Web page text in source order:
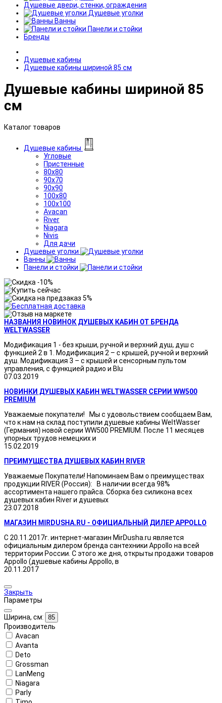
Душевые двери, стенки, ограждения
Душевые уголки
Ванны
Панели и стойки
Бренды
Душевые кабины
Душевые кабины шириной 85 см
Душевые кабины шириной 85
см
Каталог товаров
Душевые кабины
Угловые
Пристенные
80x80
90x70
90x90
100x80
100x100
Avacan
River
Niagara
Nivis
Для дачи
Душевые уголки
Ванны
Панели и стойки
НАЗВАНИЯ НОВИНОК ДУШЕВЫХ КАБИН ОТ БРЕНДА
WELTWASSER
Модификация 1 - без крыши, ручной и верхний душ, душ с
функцией 2 в 1. Модификация 2 – с крышей, ручной и верхний
душ. Модификация 3 – с крышей и сенсорным пультом
управления, с функцией радио и Blu
07.03.2019
НОВИНКИ ДУШЕВЫХ КАБИН WELTWASSER СЕРИИ WW500
PREMIUM
Уважаемые покупатели! Мы с удовольствием сообщаем Вам,
что к нам на склад поступили душевые кабины WeltWasser
(Германия) новой серии WW500 PREMIUM. После 11 месяцев
упорных трудов немецких и
15.02.2019
ПРЕИМУЩЕСТВА ДУШЕВЫХ КАБИН RIVER
Уважаемые Покупатели! Напоминаем Вам о преимуществах
продукции RIVER (Россия): В наличии всегда 98%
ассортимента нашего прайса. Сборка без силикона всех
душевых кабин River и душевых
23.07.2018
МАГАЗИН MIRDUSHA.RU - ОФИЦИАЛЬНЫЙ ДИЛЕР APPOLLO
С 20.11.2017г. интернет-магазин MirDusha.ru является
официальным дилером бренда сантехники Appollo на всей
территории России. С этого же дня, открыты продажи товаров
Appollo (душевые кабины Appollo, в
20.11.2017
Закрыть
Параметры
Ширина, см: 85
Производитель
Avacan
Avanta
Deto
Grossman
LanMeng
Niagara
Parly